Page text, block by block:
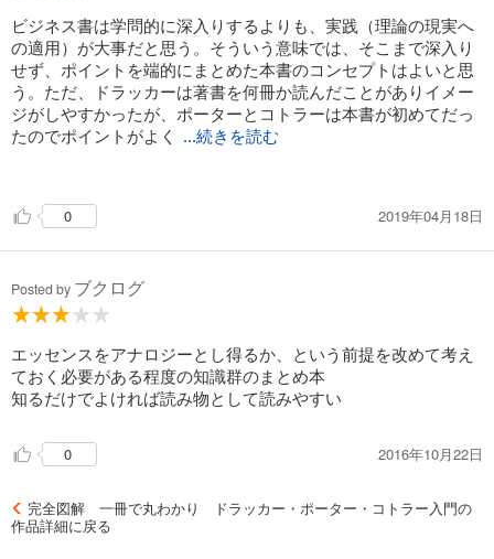
ビジネス書は学問的に深入りするよりも、実践（理論の現実へ
の適用）が大事だと思う。そういう意味では、そこまで深入り
せず、ポイントを端的にまとめた本書のコンセプトはよいと思
う。ただ、ドラッカーは著書を何冊か読んだことがありイメー
ジがしやすかったが、ポーターとコトラーは本書が初めてだっ
たのでポイントがよく
...続きを読む
り競争志向の人間ではないので、ポーターの競争戦略が肌に合
わなかったのかもしれない。ドラッカー、ポーター、コトラー
だと思う。
0 2019年04月18日
Posted by ブクログ
エッセンスをアナロジーとし得るか、という前提を改めて考え
ておく必要がある程度の知識群のまとめ本
知るだけでよければ読み物として読みやすい
0 2016年10月22日
完全図解 一冊で丸わかり ドラッカー・ポーター・コトラー入門の
作品詳細に戻る